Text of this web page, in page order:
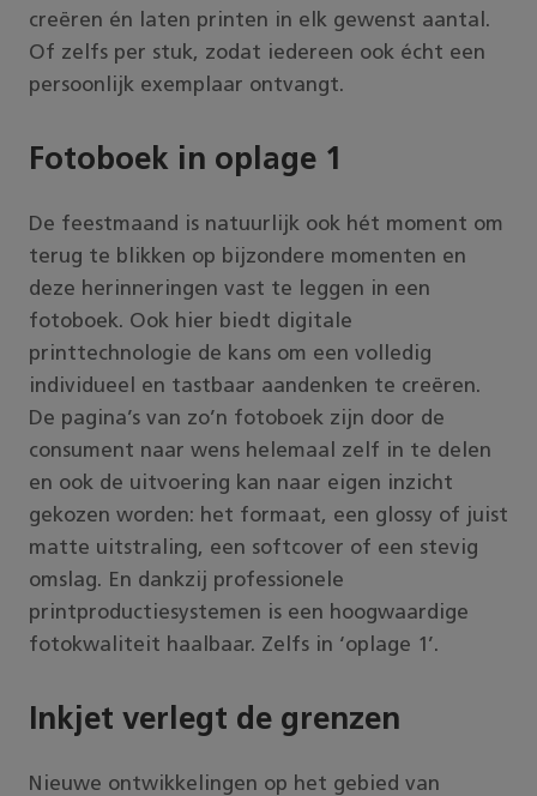
creëren én laten printen in elk gewenst aantal.
Of zelfs per stuk, zodat iedereen ook écht een
persoonlijk exemplaar ontvangt.
Fotoboek in oplage 1
De feestmaand is natuurlijk ook hét moment om
terug te blikken op bijzondere momenten en
deze herinneringen vast te leggen in een
fotoboek. Ook hier biedt digitale
printtechnologie de kans om een volledig
individueel en tastbaar aandenken te creëren.
De pagina’s van zo’n fotoboek zijn door de
consument naar wens helemaal zelf in te delen
en ook de uitvoering kan naar eigen inzicht
gekozen worden: het formaat, een glossy of juist
matte uitstraling, een softcover of een stevig
omslag. En dankzij professionele
printproductiesystemen is een hoogwaardige
fotokwaliteit haalbaar. Zelfs in ‘oplage 1’.
Inkjet verlegt de grenzen
Nieuwe ontwikkelingen op het gebied van